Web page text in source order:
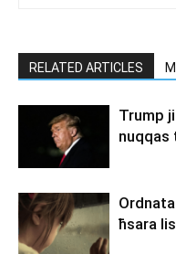
RELATED ARTICLES
Trump
nuqqas
ħsara